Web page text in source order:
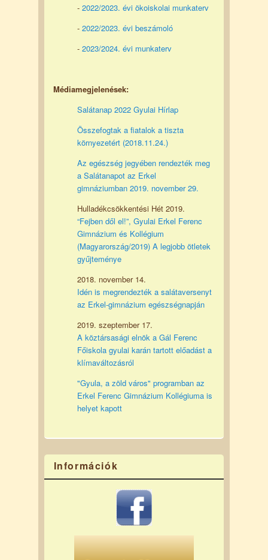
- 2022/2023. évi ökoiskolai munkaterv
- 2022/2023. évi beszámoló
- 2023/2024. évi munkaterv
Médiamegjelenések:
Salátanap 2022 Gyulai Hírlap
Összefogtak a fiatalok a tiszta
környezetért (2018.11.24.)
Az egészség jegyében rendezték meg
a Salátanapot az Erkel
gimnáziumban 2019. november 29.
Hulladékcsökkentési Hét 2019.
“Fejben dől el!”, Gyulai Erkel Ferenc
Gimnázium és Kollégium
(Magyarország/2019) A legjobb ötletek
gyűjteménye
2018. november 14.
Idén is megrendezték a salátaversenyt
az Erkel-gimnázium egészségnapján
2019. szeptember 17.
A köztársasági elnök a Gál Ferenc
Főiskola gyulai karán tartott előadást a
klímaváltozásról
"Gyula, a zöld város" programban az
Erkel Ferenc Gimnázium Kollégiuma is
helyet kapott
Információk